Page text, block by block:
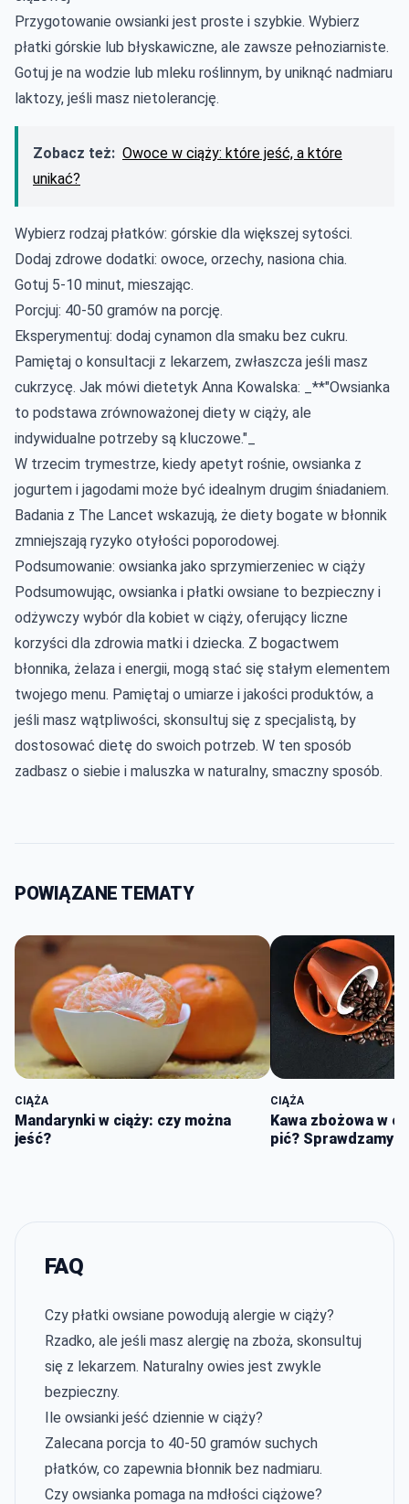
Przygotowanie owsianki jest proste i szybkie. Wybierz
płatki górskie lub błyskawiczne, ale zawsze pełnoziarniste.
Gotuj je na wodzie lub mleku roślinnym, by uniknąć nadmiaru
laktozy, jeśli masz nietolerancję.
Zobacz też: Owoce w ciąży: które jeść, a które
unikać?
Wybierz rodzaj płatków: górskie dla większej sytości.
Dodaj zdrowe dodatki: owoce, orzechy, nasiona chia.
Gotuj 5-10 minut, mieszając.
Porcjuj: 40-50 gramów na porcję.
Eksperymentuj: dodaj cynamon dla smaku bez cukru.
Pamiętaj o konsultacji z lekarzem, zwłaszcza jeśli masz
cukrzycę. Jak mówi dietetyk Anna Kowalska: _**"Owsianka
to podstawa zrównoważonej diety w ciąży, ale
indywidualne potrzeby są kluczowe."_
W trzecim trymestrze, kiedy apetyt rośnie, owsianka z
jogurtem i jagodami może być idealnym drugim śniadaniem.
Badania z The Lancet wskazują, że diety bogate w błonnik
zmniejszają ryzyko otyłości poporodowej.
Podsumowanie: owsianka jako sprzymierzeniec w ciąży
Podsumowując, owsianka i płatki owsiane to bezpieczny i
odżywczy wybór dla kobiet w ciąży, oferujący liczne
korzyści dla zdrowia matki i dziecka. Z bogactwem
błonnika, żelaza i energii, mogą stać się stałym elementem
twojego menu. Pamiętaj o umiarze i jakości produktów, a
jeśli masz wątpliwości, skonsultuj się z specjalistą, by
dostosować dietę do swoich potrzeb. W ten sposób
zadbasz o siebie i maluszka w naturalny, smaczny sposób.
POWIĄZANE TEMATY
CIĄŻA
Mandarynki w ciąży: czy można
jeść?
CIĄŻA
Kawa zbożowa w
pić? Sprawdzamy
FAQ
Czy płatki owsiane powodują alergie w ciąży?
Rzadko, ale jeśli masz alergię na zboża, skonsultuj
się z lekarzem. Naturalny owies jest zwykle
bezpieczny.
Ile owsianki jeść dziennie w ciąży?
Zalecana porcja to 40-50 gramów suchych
płatków, co zapewnia błonnik bez nadmiaru.
Czy owsianka pomaga na mdłości ciążowe?